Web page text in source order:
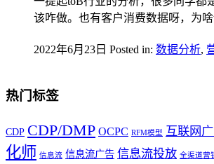
该咋做。也有客户消费数据呀，为
2022年6月23日 Posted in: 数据分析,
热门标签
CDP CDP/DMP OCPC RFM模型 互联网
化师 信息流 信息流广告 信息流投放 全渠道营